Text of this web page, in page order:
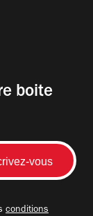
boite
conditions